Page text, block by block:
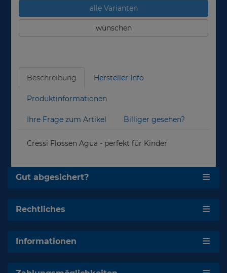
alle Varianten
wünschen
Beschreibung Hersteller Info
Produktinformationen
Ihre Frage zum Artikel Billiger gesehen?
Cressi Flossen Agua - perfekt für Kinder
Gut abgesichert?
Rechtliches
Informationen